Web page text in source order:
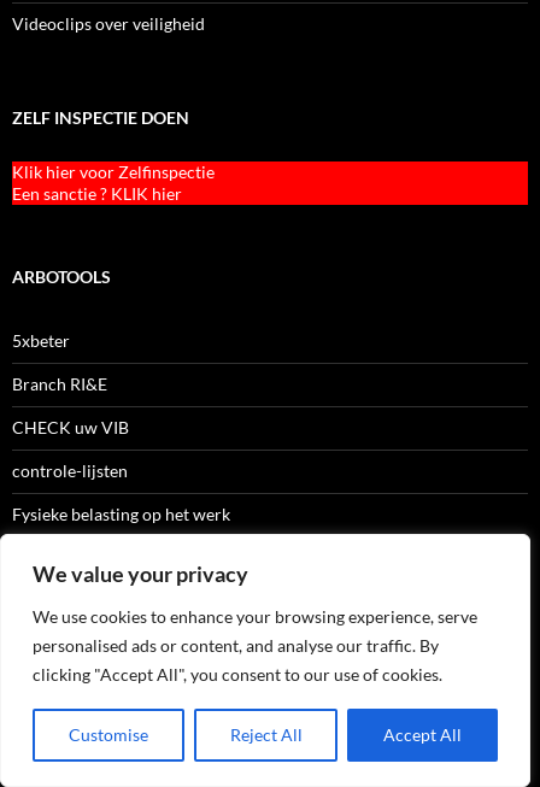
We value your privacy
We use cookies to enhance your browsing experience, serve
personalised ads or content, and analyse our traffic. By
clicking "Accept All", you consent to our use of cookies.
Customise Reject All Accept All
Videoclips over veiligheid
ZELF INSPECTIE DOEN
Klik hier voor Zelfinspectie
Een sanctie ? KLIK hier
ARBOTOOLS
5xbeter
Branch RI&E
CHECK uw VIB
controle-lijsten
Fysieke belasting op het werk
handboek arbeidsmiddelen
Hittestress calculator
samenwerkkoffer